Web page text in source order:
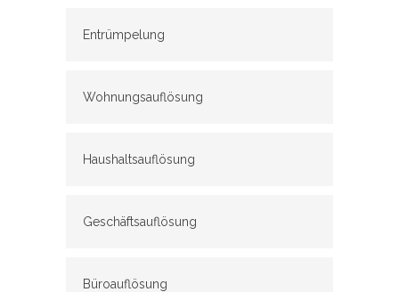
Entrümpelung
Wohnungsauflösung
Haushaltsauflösung
Geschäftsauflösung
Büroauflösung